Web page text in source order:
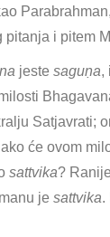
i pitem
jeste saguṇa,
Satjavrati;
će ovom
sattvika?
je sattvika.